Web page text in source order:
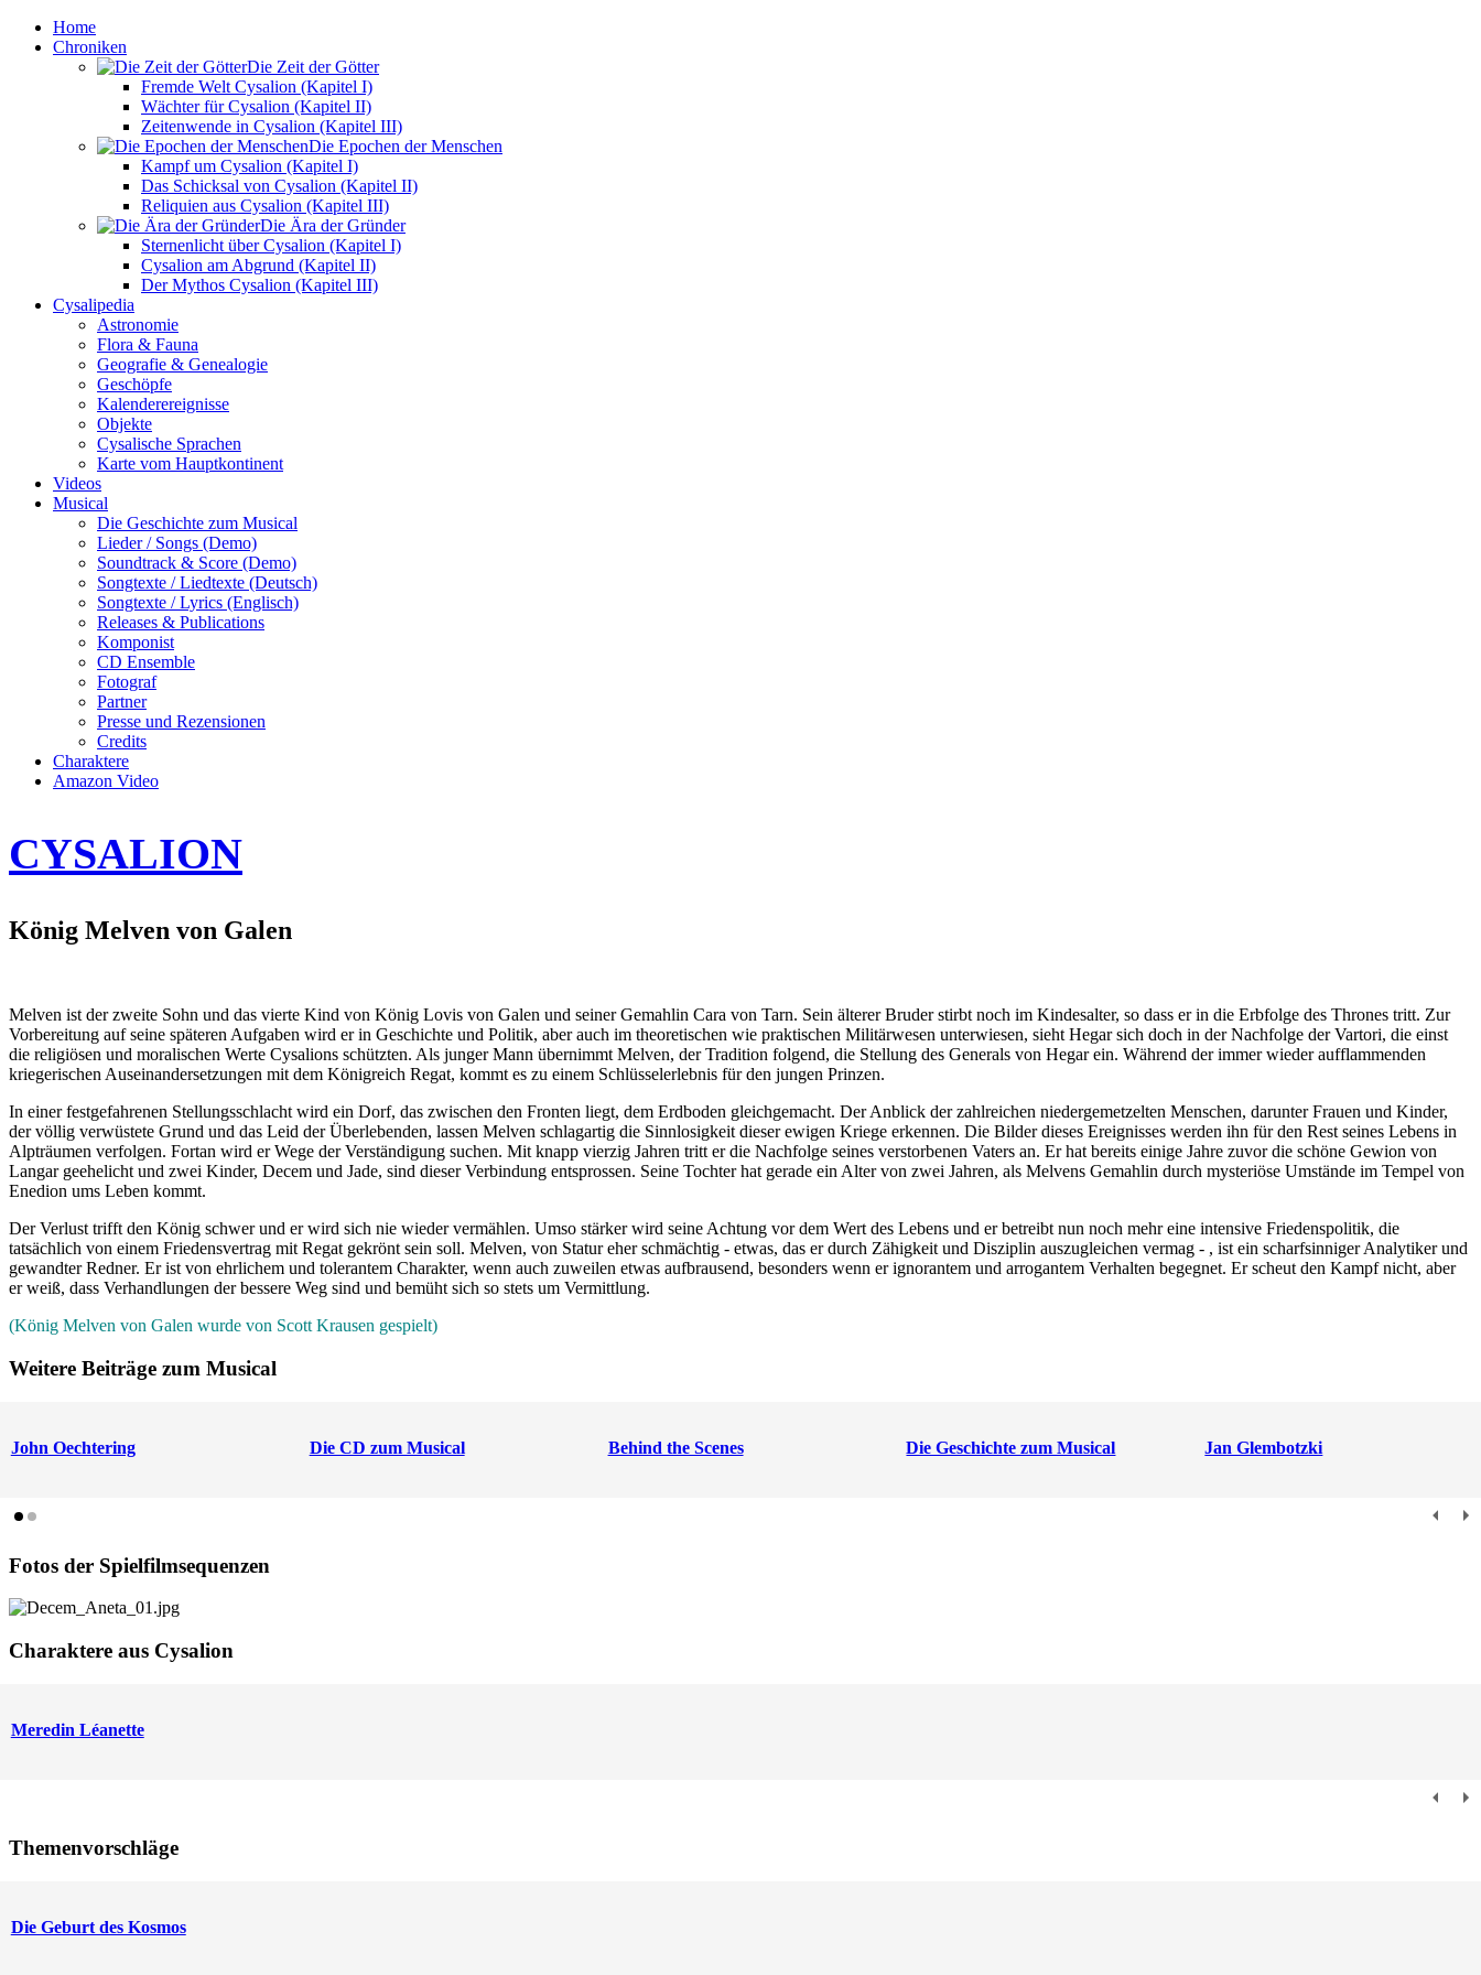
Home
Chroniken
Die Zeit der Götter
Fremde Welt Cysalion (Kapitel I)
Wächter für Cysalion (Kapitel II)
Zeitenwende in Cysalion (Kapitel III)
Die Epochen der Menschen
Kampf um Cysalion (Kapitel I)
Das Schicksal von Cysalion (Kapitel II)
Reliquien aus Cysalion (Kapitel III)
Die Ära der Gründer
Sternenlicht über Cysalion (Kapitel I)
Cysalion am Abgrund (Kapitel II)
Der Mythos Cysalion (Kapitel III)
Cysalipedia
Astronomie
Flora & Fauna
Geografie & Genealogie
Geschöpfe
Kalenderereignisse
Objekte
Cysalische Sprachen
Karte vom Hauptkontinent
Videos
Musical
Die Geschichte zum Musical
Lieder / Songs (Demo)
Soundtrack & Score (Demo)
Songtexte / Liedtexte (Deutsch)
Songtexte / Lyrics (Englisch)
Releases & Publications
Komponist
CD Ensemble
Fotograf
Partner
Presse und Rezensionen
Credits
Charaktere
Amazon Video
CYSALION
König Melven von Galen
Melven ist der zweite Sohn und das vierte Kind von König Lovis von Galen und seiner Gemahlin Cara von Tarn. Sein älterer Bruder stirbt noch im Kindesalter, so dass er in die Erbfolge des Thrones tritt. Zur
Vorbereitung auf seine späteren Aufgaben wird er in Geschichte und Politik, aber auch im theoretischen wie praktischen Militärwesen unterwiesen, sieht Hegar sich doch in der Nachfolge der Vartori, die einst
die religiösen und moralischen Werte Cysalions schützten. Als junger Mann übernimmt Melven, der Tradition folgend, die Stellung des Generals von Hegar ein. Während der immer wieder aufflammenden
kriegerischen Auseinandersetzungen mit dem Königreich Regat, kommt es zu einem Schlüsselerlebnis für den jungen Prinzen.
In einer festgefahrenen Stellungsschlacht wird ein Dorf, das zwischen den Fronten liegt, dem Erdboden gleichgemacht. Der Anblick der zahlreichen niedergemetzelten Menschen, darunter Frauen und Kinder,
der völlig verwüstete Grund und das Leid der Überlebenden, lassen Melven schlagartig die Sinnlosigkeit dieser ewigen Kriege erkennen. Die Bilder dieses Ereignisses werden ihn für den Rest seines Lebens in
Alpträumen verfolgen. Fortan wird er Wege der Verständigung suchen. Mit knapp vierzig Jahren tritt er die Nachfolge seines verstorbenen Vaters an. Er hat bereits einige Jahre zuvor die schöne Gewion von
Langar geehelicht und zwei Kinder, Decem und Jade, sind dieser Verbindung entsprossen. Seine Tochter hat gerade ein Alter von zwei Jahren, als Melvens Gemahlin durch mysteriöse Umstände im Tempel von
Enedion ums Leben kommt.
Der Verlust trifft den König schwer und er wird sich nie wieder vermählen. Umso stärker wird seine Achtung vor dem Wert des Lebens und er betreibt nun noch mehr eine intensive Friedenspolitik, die
tatsächlich von einem Friedensvertrag mit Regat gekrönt sein soll. Melven, von Statur eher schmächtig - etwas, das er durch Zähigkeit und Disziplin auszugleichen vermag - , ist ein scharfsinniger Analytiker und
gewandter Redner. Er ist von ehrlichem und tolerantem Charakter, wenn auch zuweilen etwas aufbrausend, besonders wenn er ignorantem und arrogantem Verhalten begegnet. Er scheut den Kampf nicht, aber
er weiß, dass Verhandlungen der bessere Weg sind und bemüht sich so stets um Vermittlung.
(König Melven von Galen wurde von Scott Krausen gespielt)
Weitere Beiträge zum Musical
John Oechtering Die CD zum Musical Behind the Scenes Die Geschichte zum Musical Jan Glembotzki
Fotos der Spielfilmsequenzen
Charaktere aus Cysalion
Meredin Léanette
Themenvorschläge
Die Geburt des Kosmos